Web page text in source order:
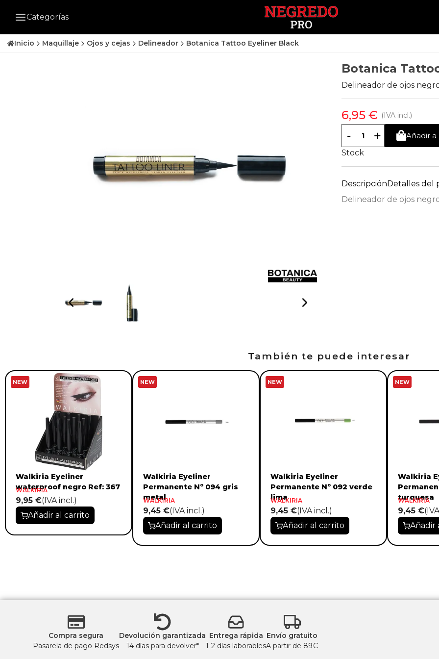
Categorías
Inicio Maquillaje Ojos y cejas Delineador Botanica Tattoo Eyeliner Black
Botanica
Delineador de ojos
6,95 € (IVA incl.)
- +
Añadir a
Stock
DescripciónDetalles del
Delineador de ojos
También te puede interesar
NEW
Walkiria Eyeliner
waterproof negro Ref: 367
WALKIRIA
9,95 €(IVA incl.)
Añadir al carrito
NEW
Walkiria Eyeliner
Permanente Nº 094 gris
metal
WALKIRIA
9,45 €(IVA incl.)
Añadir al carrito
NEW
Walkiria Eyeliner
Permanente Nº 092 verde
lima
WALKIRIA
9,45 €(IVA incl.)
Añadir al carrito
NEW
Walkiria
turquesa
WALKIRIA
9,45 €
Añadir
Compra segura
Pasarela de pago Redsys
Devolución garantizada
14 días para devolver*
Entrega rápida
1-2 días laborables
Envío gratuito
A partir de 89€